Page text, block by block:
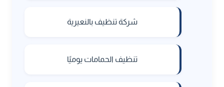
شركة تنظيف بالنعيرية
تنظيف الحمامات يوميًا